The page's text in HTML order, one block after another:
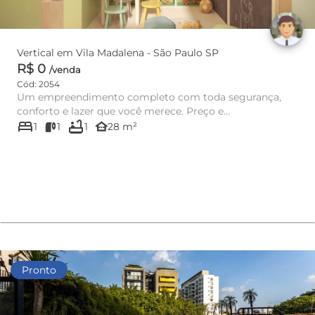
Vertical em Vila Madalena - São Paulo SP
R$ 0 /venda
Cód: 2054
Um empreendimento completo com toda segurança,
conforto e lazer que você merece. Preço e
disponibilidade do imóvel sujei...
bed1 1 bathtub1 other_houses28 m²
Pronto